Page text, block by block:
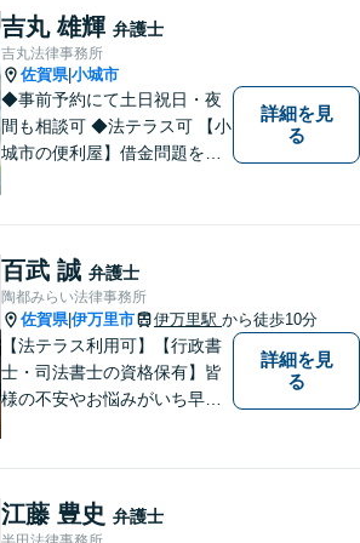
なリーガルサービスを提供い
たします。
吉丸 雄輝 弁護士
吉丸法律事務所
佐賀県|小城市
◆事前予約にて土日祝日・夜
間も相談可 ◆法テラス可 【小
城市の便利屋】借金問題を中
詳細を見
る
百武 誠 弁護士
陶都みらい法律事務所
佐賀県|伊万里市 伊万里駅 から徒歩10分
【法テラス利用可】【行政書
士・司法書士の資格保有】皆
様の不安やお悩みがいち早く
たします。また、依頼者様が
お悩みを話しやすい環境作り
詳細を見
る
江藤 豊史 弁護士